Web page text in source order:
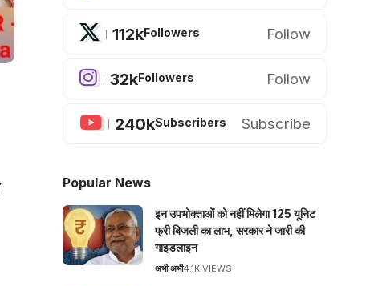
112kFollowers Follow
32kFollowers Follow
240kSubscribers Subscribe
Popular News
इन उपभोक्ताओं को नहीं मिलेगा 125 यूनिट
फ्री बिजली का लाभ, सरकार ने जारी की
गाइडलाइन
अभी अभी4.1K VIEWS